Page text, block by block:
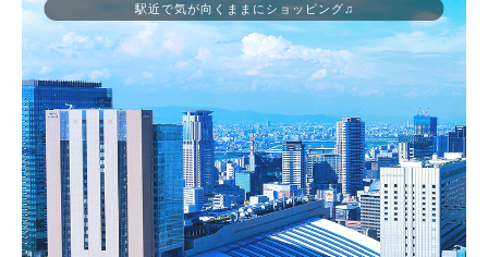
駅近で気が向くままにショッピング♫